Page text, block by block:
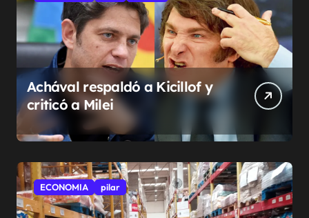
Achával respaldó a Kicillof y
criticó a Milei
ECONOMIA pilar